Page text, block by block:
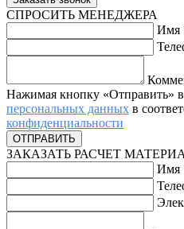
СПРОСИТЬ МЕНЕДЖЕРА
Имя
Нажимая кнопку «Отправить»
персональных данных в
конфиденциальности
ЗАКАЗАТЬ РАСЧЕТ
Имя